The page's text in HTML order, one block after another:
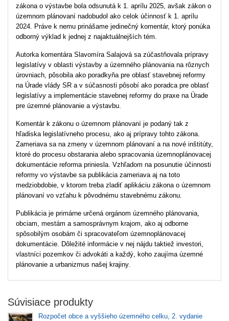
zákona o výstavbe bola odsunutá k 1. aprílu 2025, avšak zákon o
územnom plánovaní nadobudol ako celok účinnosť k 1. aprílu
2024. Práve k nemu prinášame jedinečný komentár, ktorý ponúka
odborný výklad k jednej z najaktuálnejších tém.
Autorka komentára Slavomíra Salajová sa zúčastňovala prípravy
legislatívy v oblasti výstavby a územného plánovania na rôznych
úrovniach, pôsobila ako poradkyňa pre oblasť stavebnej reformy
na Úrade vlády SR a v súčasnosti pôsobí ako poradca pre oblasť
legislatívy a implementácie stavebnej reformy do praxe na Úrade
pre územné plánovanie a výstavbu.
Komentár k zákonu o územnom plánovaní je podaný tak z
hľadiska legislatívneho procesu, ako aj prípravy tohto zákona.
Zameriava sa na zmeny v územnom plánovaní a na nové inštitúty,
ktoré do procesu obstarania alebo spracovania územnoplánovacej
dokumentácie reforma priniesla. Vzhľadom na posunutie účinnosti
reformy vo výstavbe sa publikácia zameriava aj na toto
medziobdobie, v ktorom treba zladiť aplikáciu zákona o územnom
plánovaní vo vzťahu k pôvodnému stavebnému zákonu.
Publikácia je primárne určená orgánom územného plánovania,
obciam, mestám a samosprávnym krajom, ako aj odborne
spôsobilým osobám či spracovateľom územnoplánovacej
dokumentácie. Dôležité informácie v nej nájdu taktiež investori,
vlastníci pozemkov či advokáti a každý, koho zaujíma územné
plánovanie a urbanizmus našej krajiny.
Súvisiace produkty
Rozpočet obce a vyššieho územného celku, 2. vydanie